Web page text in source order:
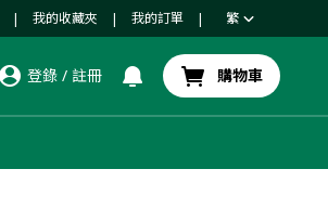
| 我的收藏夾 | 我的訂單 | 繁
登錄 / 註冊 購物車